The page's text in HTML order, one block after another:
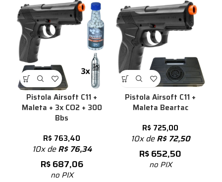
Pistola Airsoft C11 +
Maleta + 3x CO2 + 300
Bbs
R$ 763,40
10x deR$76,34
R$687,06
no PIX
Pistola Airsoft C11 +
Maleta Beartac
R$ 725,00
10x deR$72,50
R$652,50
no PIX